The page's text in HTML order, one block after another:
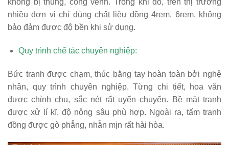
không bị thủng, cong vênh. Trong khi đó, trên thị trường
nhiều đơn vị chỉ dùng chất liệu đồng 4rem, 6rem, không
bảo đảm được độ bền khi sử dụng.
Quy trình chế tác chuyên nghiệp:
Bức tranh được chạm, thúc bằng tay hoàn toàn bởi nghệ
nhân, quy trình chuyên nghiệp. Từng chi tiết, hoa văn
được chỉnh chu, sắc nét rất uyển chuyển. Bề mặt tranh
được xử lí kĩ, độ nông sâu phù hợp. Ngoài ra, tấm tranh
đồng được gò phẳng, nhẵn mịn rất hài hòa.